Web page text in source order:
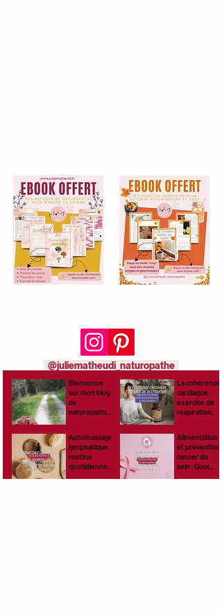
@juliematheudi_naturopathe
Bienvenue
sur mon blog
de
naturopathie,
bien-être !
La cohérence
cardiaque :
exercice de
respiration.
Automassage
lymphatique :
routine
quotidienne
Alimentation
et prévention
cancer du
sein : Quoi